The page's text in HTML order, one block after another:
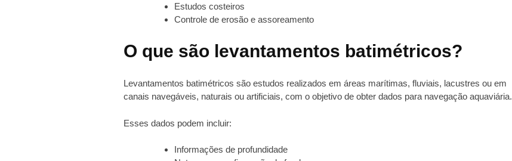
Estudos costeiros
Controle de erosão e assoreamento
O que são levantamentos batimétricos?
Levantamentos batimétricos são estudos realizados em áreas marítimas, fluviais, lacustres ou em
canais navegáveis, naturais ou artificiais, com o objetivo de obter dados para navegação aquaviária.
Esses dados podem incluir:
Informações de profundidade